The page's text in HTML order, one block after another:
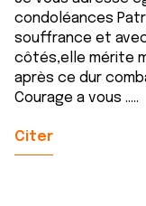
condoléances
souffrance et
côtés,elle mérite
après ce dur
Courage a vous .....
Citer